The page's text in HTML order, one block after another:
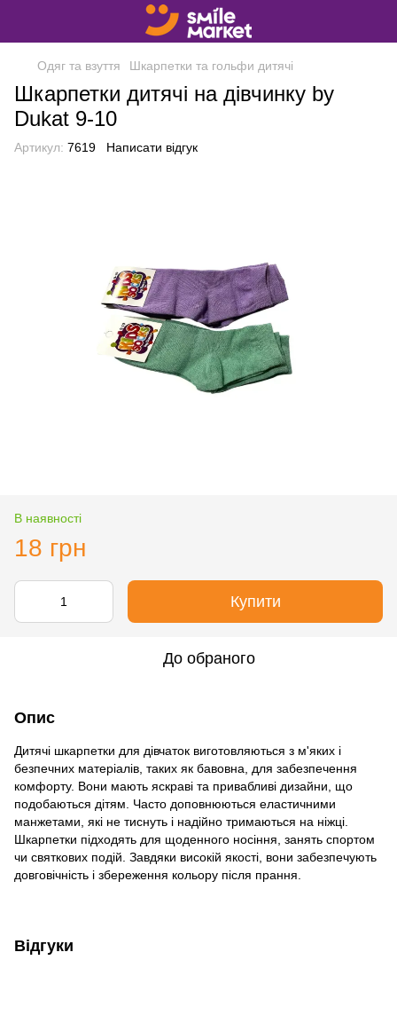
Одяг та взуття Шкарпетки та гольфи дитячі
Шкарпетки дитячі на дівчинку by
Dukat 9-10
Артикул: 7619 Написати відгук
В наявності
18 грн
Купити
До обраного
Опис
Дитячі шкарпетки для дівчаток виготовляються з м'яких і
безпечних матеріалів, таких як бавовна, для забезпечення
комфорту. Вони мають яскраві та привабливі дизайни, що
подобаються дітям. Часто доповнюються еластичними
манжетами, які не тиснуть і надійно тримаються на ніжці.
Шкарпетки підходять для щоденного носіння, занять спортом
чи святкових подій. Завдяки високій якості, вони забезпечують
довговічність і збереження кольору після прання.
Відгуки